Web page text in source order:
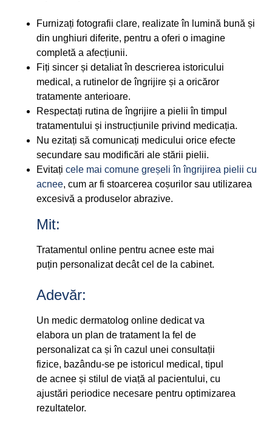
Furnizați fotografii clare, realizate în lumină bună și
din unghiuri diferite, pentru a oferi o imagine
completă a afecțiunii.
Fiți sincer și detaliat în descrierea istoricului
medical, a rutinelor de îngrijire și a oricăror
tratamente anterioare.
Respectați rutina de îngrijire a pielii în timpul
tratamentului și instrucțiunile privind medicația.
Nu ezitați să comunicați medicului orice efecte
secundare sau modificări ale stării pielii.
Evitați cele mai comune greșeli în îngrijirea pielii cu
acnee, cum ar fi stoarcerea coșurilor sau utilizarea
excesivă a produselor abrazive.
Mit:
Tratamentul online pentru acnee este mai
puțin personalizat decât cel de la cabinet.
Adevăr:
Un medic dermatolog online dedicat va
elabora un plan de tratament la fel de
personalizat ca și în cazul unei consultații
fizice, bazându-se pe istoricul medical, tipul
de acnee și stilul de viață al pacientului, cu
ajustări periodice necesare pentru optimizarea
rezultatelor.